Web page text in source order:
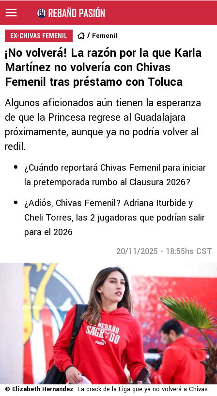
EX-CHIVAS FEMENIL Femenil
¡No volverá! La razón por la que Karla
Martínez no volvería con Chivas
Femenil tras préstamo con Toluca
Algunos aficionados aún tienen la esperanza
de que la Princesa regrese al Guadalajara
próximamente, aunque ya no podría volver al
redil.
¿Cuándo reportará Chivas Femenil para iniciar
la pretemporada rumbo al Clausura 2026?
¿Adiós, Chivas Femenil? Adriana Iturbide y
Cheli Torres, las 2 jugadoras que podrían salir
para el 2026
20/11/2025 - 18:55hs CST
© Elizabeth Hernandez La crack de la Liga que ya no volverá a Chivas